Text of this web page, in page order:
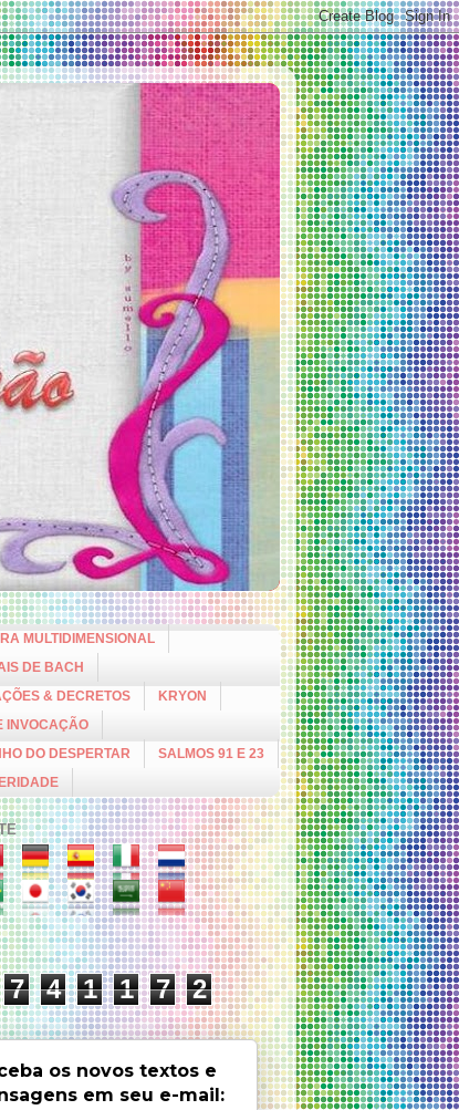
MULTIDIMENSIONAL
DE BACH
& DECRETOS
KRYON
INVOCAÇÃO
DO DESPERTAR
SALMOS 91 E 23
7 4 1 1 7 2
os novos textos e
em seu e-mail: